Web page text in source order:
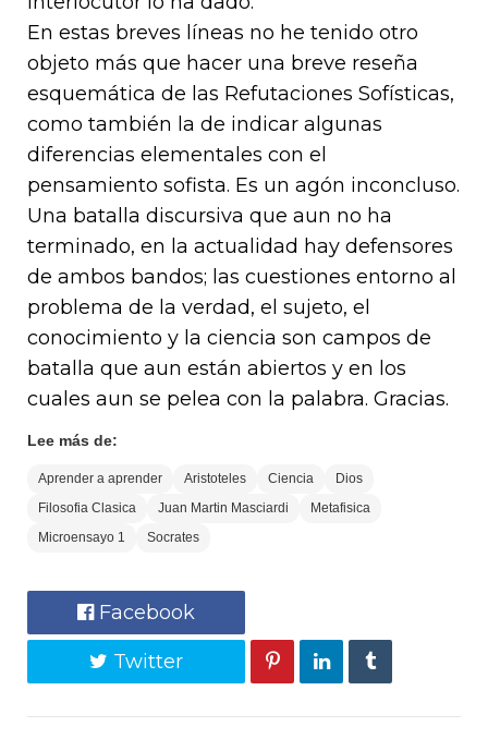
En estas breves líneas no he tenido otro
objeto más que hacer una breve reseña
esquemática de las Refutaciones Sofísticas,
como también la de indicar algunas
diferencias elementales con el
pensamiento sofista. Es un agón inconcluso.
Una batalla discursiva que aun no ha
terminado, en la actualidad hay defensores
de ambos bandos; las cuestiones entorno al
problema de la verdad, el sujeto, el
conocimiento y la ciencia son campos de
batalla que aun están abiertos y en los
cuales aun se pelea con la palabra. Gracias.
Lee más de:
Aprender a aprender Aristoteles Ciencia
Dios
Filosofia Clasica
Juan Martin Masciardi
Metafisica
Microensayo 1
Socrates
Facebook
Twitter